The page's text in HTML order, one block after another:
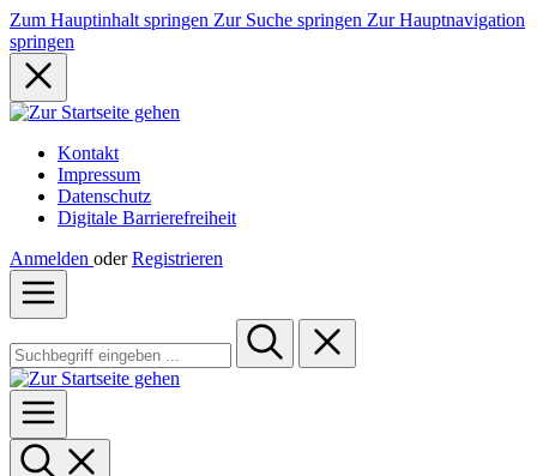
Zum Hauptinhalt springen Zur Suche springen Zur Hauptnavigation
springen
Kontakt
Impressum
Datenschutz
Digitale Barrierefreiheit
Anmelden oder Registrieren